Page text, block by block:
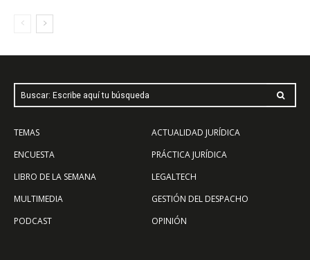
Buscar: Escribe aquí tu búsqueda
TEMAS
ENCUESTA
LIBRO DE LA SEMANA
MULTIMEDIA
PODCAST
ACTUALIDAD JURÍDICA
PRÁCTICA JURÍDICA
LEGALTECH
GESTIÓN DEL DESPACHO
OPINIÓN